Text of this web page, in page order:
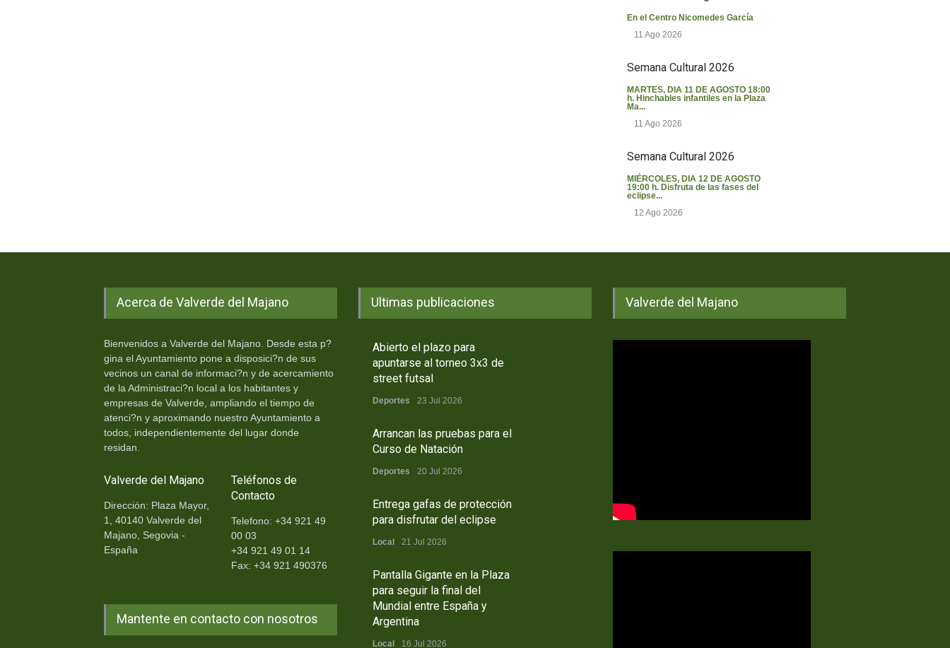
En el Centro Nicomedes García
11 Ago 2026
Semana Cultural 2026
MARTES, DIA 11 DE AGOSTO 18:00
h. Hinchables infantiles en la Plaza
Ma...
11 Ago 2026
Semana Cultural 2026
MIÉRCOLES, DIA 12 DE AGOSTO
19:00 h. Disfruta de las fases del
eclipse...
12 Ago 2026
Acerca de Valverde del Majano
Bienvenidos a Valverde del Majano. Desde esta p?
gina el Ayuntamiento pone a disposici?n de sus
vecinos un canal de informaci?n y de acercamiento
de la Administraci?n local a los habitantes y
empresas de Valverde, ampliando el tiempo de
atenci?n y aproximando nuestro Ayuntamiento a
todos, independientemente del lugar donde
residan.
Valverde del Majano
Dirección: Plaza Mayor,
1, 40140 Valverde del
Majano, Segovia -
España
Teléfonos de
Contacto
Telefono: +34 921 49
00 03
+34 921 49 01 14
Fax: +34 921 490376
Mantente en contacto con nosotros
Ultimas publicaciones
Abierto el plazo para
apuntarse al torneo 3x3 de
street futsal
Deportes 23 Jul 2026
Arrancan las pruebas para el
Curso de Natación
Deportes 20 Jul 2026
Entrega gafas de protección
para disfrutar del eclipse
Local 21 Jul 2026
Pantalla Gigante en la Plaza
para seguir la final del
Mundial entre España y
Argentina
Local 16 Jul 2026
Valverde del Majano